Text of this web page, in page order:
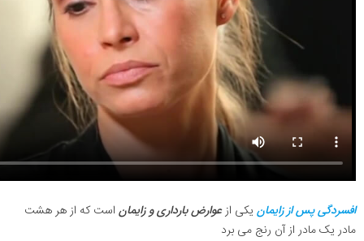
افسردگی پس از زایمان یکی ازعوارض بارداری و زایمان است که از هر هشت
مادر یک مادر از آن رنج می برد